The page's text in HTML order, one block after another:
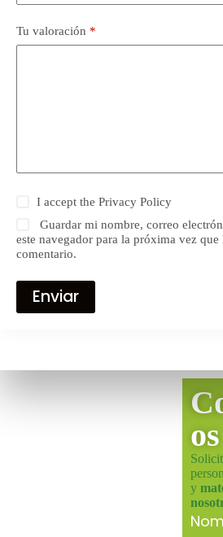
Tu valoración *
I accept thePrivacy Policy
Guardar mi nombre, correo
este navegador para la próxima vez que
comentario.
Enviar
os
y